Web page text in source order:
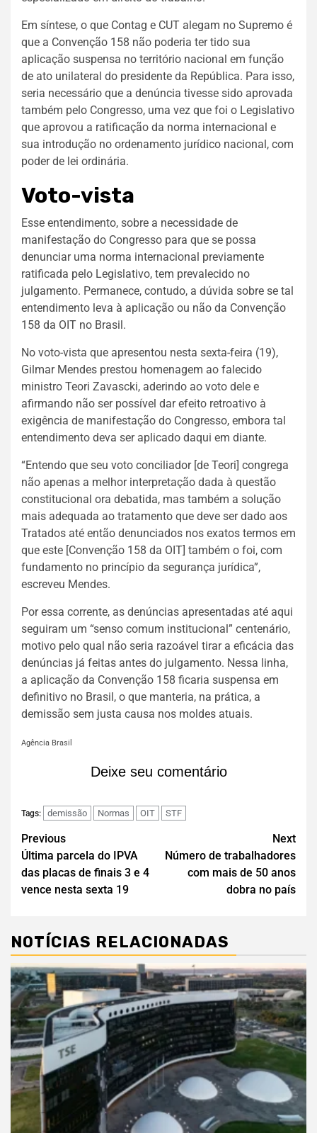
Em síntese, o que Contag e CUT alegam no Supremo é
que a Convenção 158 não poderia ter tido sua
aplicação suspensa no território nacional em função
de ato unilateral do presidente da República. Para isso,
seria necessário que a denúncia tivesse sido aprovada
também pelo Congresso, uma vez que foi o Legislativo
que aprovou a ratificação da norma internacional e
sua introdução no ordenamento jurídico nacional, com
poder de lei ordinária.
Voto-vista
Esse entendimento, sobre a necessidade de
manifestação do Congresso para que se possa
denunciar uma norma internacional previamente
ratificada pelo Legislativo, tem prevalecido no
julgamento. Permanece, contudo, a dúvida sobre se tal
entendimento leva à aplicação ou não da Convenção
158 da OIT no Brasil.
No voto-vista que apresentou nesta sexta-feira (19),
Gilmar Mendes prestou homenagem ao falecido
ministro Teori Zavascki, aderindo ao voto dele e
afirmando não ser possível dar efeito retroativo à
exigência de manifestação do Congresso, embora tal
entendimento deva ser aplicado daqui em diante.
“Entendo que seu voto conciliador [de Teori] congrega
não apenas a melhor interpretação dada à questão
constitucional ora debatida, mas também a solução
mais adequada ao tratamento que deve ser dado aos
Tratados até então denunciados nos exatos termos em
que este [Convenção 158 da OIT] também o foi, com
fundamento no princípio da segurança jurídica”,
escreveu Mendes.
Por essa corrente, as denúncias apresentadas até aqui
seguiram um “senso comum institucional” centenário,
motivo pelo qual não seria razoável tirar a eficácia das
denúncias já feitas antes do julgamento. Nessa linha,
a aplicação da Convenção 158 ficaria suspensa em
definitivo no Brasil, o que manteria, na prática, a
demissão sem justa causa nos moldes atuais.
Agência Brasil
Deixe seu comentário
Tags: demissão Normas OIT STF
Previous
Última parcela do IPVA
das placas de finais 3 e 4
vence nesta sexta 19
Next
Número de trabalhadores
com mais de 50 anos
dobra no país
NOTÍCIAS RELACIONADAS